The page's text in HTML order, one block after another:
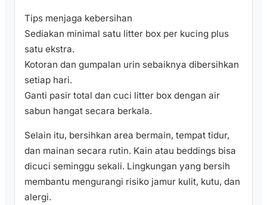
Tips menjaga kebersihan
Sediakan minimal satu litter box per kucing plus
satu ekstra.
Kotoran dan gumpalan urin sebaiknya dibersihkan
setiap hari.
Ganti pasir total dan cuci litter box dengan air
sabun hangat secara berkala.
Selain itu, bersihkan area bermain, tempat tidur,
dan mainan secara rutin. Kain atau beddings bisa
dicuci seminggu sekali. Lingkungan yang bersih
membantu mengurangi risiko jamur kulit, kutu, dan
alergi.